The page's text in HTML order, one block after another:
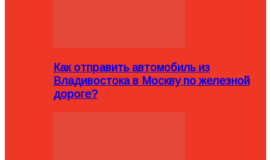
Как отправить автомобиль из
Владивостока в Москву по железной
дороге?